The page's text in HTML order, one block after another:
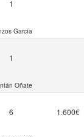
1
García
1
Oñate
6 1.600€